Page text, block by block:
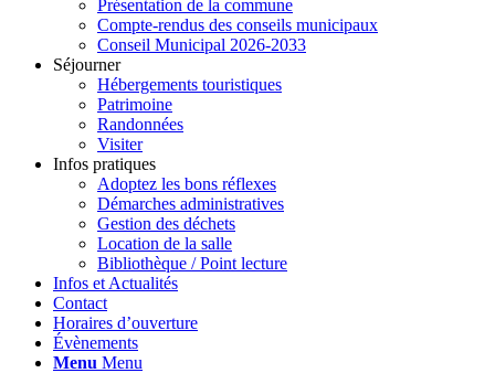
Présentation de la commune
Compte-rendus des conseils municipaux
Conseil Municipal 2026-2033
Séjourner
Hébergements touristiques
Patrimoine
Randonnées
Visiter
Infos pratiques
Adoptez les bons réflexes
Démarches administratives
Gestion des déchets
Location de la salle
Bibliothèque / Point lecture
Infos et Actualités
Contact
Horaires d’ouverture
Évènements
Menu Menu